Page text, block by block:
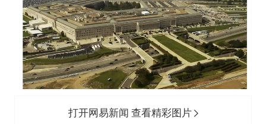
打开网易新闻 查看精彩图片